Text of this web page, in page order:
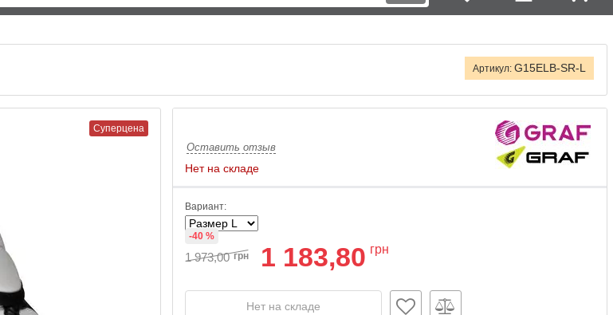
Артикул: G15ELB-SR-L
Суперцена
Оставить отзыв
Нет на складе
Вариант:
1 973,00 грн 1 183,80 грн
-40 %
Нет на складе